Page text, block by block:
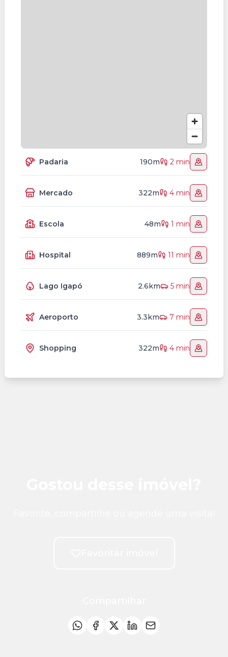
Padaria 190m 2 min
Mercado 322m 4 min
Escola 48m 1 min
Hospital 889m 11 min
Lago Igapó 2.6km 5 min
Aeroporto 3.3km 7 min
Shopping 322m 4 min